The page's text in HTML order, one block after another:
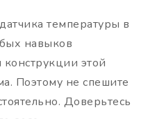
температуры в
навыков
этой
Поэтому не спешите
Доверьтесь